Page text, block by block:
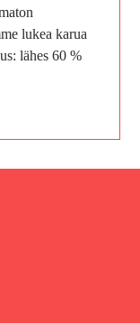
lukea karua
lähes 60 %